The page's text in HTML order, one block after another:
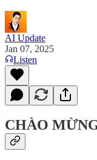
AI Update
Jan 07, 2025
Listen
CHÀO